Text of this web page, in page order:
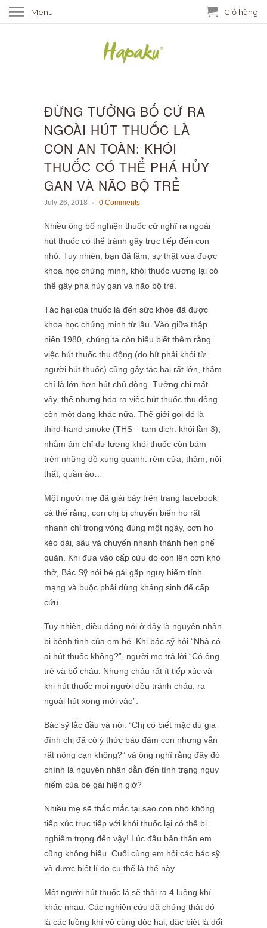
ĐỪNG TƯỞNG BỐ CỨ RA
NGOÀI HÚT THUỐC LÀ
CON AN TOÀN: KHÓI
THUỐC CÓ THỂ PHÁ HỦY
GAN VÀ NÃO BỘ TRẺ
July 26, 2018 0 Comments
Nhiều ông bố nghiện thuốc cứ nghĩ ra ngoài
hút thuốc có thể tránh gây trực tiếp đến con
nhỏ. Tuy nhiên, bạn đã lầm, sự thật vừa được
khoa học chứng minh, khói thuốc vương lại có
thể gây phá hủy gan và não bộ trẻ.
Tác hại của thuốc lá đến sức khỏe đã được
khoa học chứng minh từ lâu. Vào giữa thập
niên 1980, chúng ta còn hiểu biết thêm rằng
việc hút thuốc thụ động (do hít phải khói từ
người hút thuốc) cũng gây tác hại rất lớn, thậm
chí là lớn hơn hút chủ động. Tưởng chỉ mất
vậy, thế nhưng hóa ra việc hút thuốc thụ động
còn một dạng khác nữa. Thế giới gọi đó là
third-hand smoke (THS – tạm dịch: khói lần 3),
nhằm ám chỉ dư lượng khói thuốc còn bám
trên những đồ xung quanh: rèm cửa, thảm, nội
thất, quần áo…
Một người mẹ đã giải bày trên trang facebook
cá thể rằng, con chị bị chuyển biến ho rất
nhanh chỉ trong vòng đúng một ngày, cơn ho
kéo dài, sâu và chuyển nhanh thành hen phế
quản. Khi đưa vào cấp cứu do con lên cơn khó
thở, Bác Sỹ nói bé gái gặp nguy hiểm tính
mạng và buộc phải dùng kháng sinh để cấp
cứu.
Tuy nhiên, điều đáng nói ở đây là nguyên nhân
bị bệnh tình của em bé. Khi bác sỹ hỏi “Nhà có
ai hút thuốc không?”, người mẹ trả lời “Có ông
trẻ và bố cháu. Nhưng cháu rất ít tiếp xúc và
khi hút thuốc mọi người đều tránh cháu, ra
ngoài hút xong mới vào”.
Bác sỹ lắc đầu và nói: “Chị có biết mặc dù gia
đình chị đã có ý thức bảo đảm con nhưng vẫn
rất nông cạn không?” và ông nghĩ rằng đây đó
chính là nguyên nhân dẫn đến tình trạng nguy
hiểm của bé gái hiện giờ?
Nhiều mẹ sẽ thắc mắc tại sao con nhỏ không
tiếp xúc trực tiếp với khói thuốc lại có thể bị
nghiêm trọng đến vậy! Lúc đầu bản thân em
cũng không hiểu. Cuối cùng em hỏi các bác sỹ
và được biết lí do cụ thể là thế này.
Một người hút thuốc lá sẽ thải ra 4 luồng khí
khác nhau. Các nghiên cứu đã chứng thật đó
là các luồng khí vô cùng độc hại, đặc biệt là đối
Menu Giỏ hàng